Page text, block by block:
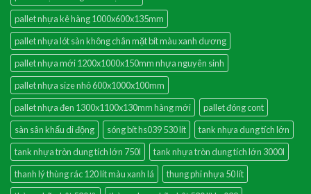
pallet nhựa kê hàng 1000x600x135mm
pallet nhựa lót sàn không chân mặt bít màu xanh dương
pallet nhựa mới 1200x1000x150mm nhựa nguyên sinh
pallet nhựa size nhỏ 600x1000x100mm
pallet nhựa đen 1300x1100x130mm hàng mới
pallet đóng cont
sàn sân khấu di động
sóng bít hs039 530 lít
tank nhựa dung tích lớn
tank nhựa tròn dung tích lớn 750l
tank nhựa tròn dung tích lớn 3000l
thanh lý thùng rác 120 lít màu xanh lá
thung phi nhựa 50 lít